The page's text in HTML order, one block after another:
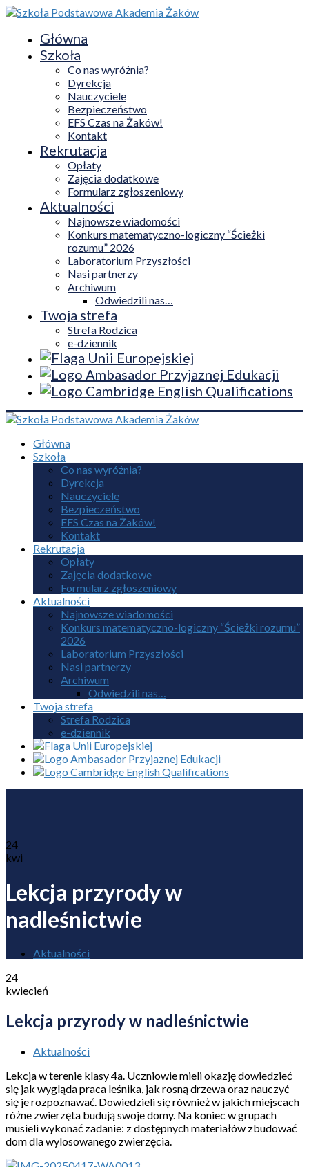
Główna
Szkoła
Co nas wyróżnia?
Dyrekcja
Nauczyciele
Bezpieczeństwo
EFS Czas na Żaków!
Kontakt
Rekrutacja
Opłaty
Zajęcia dodatkowe
Formularz zgłoszeniowy
Aktualności
Najnowsze wiadomości
Konkurs matematyczno-logiczny “Ścieżki
rozumu” 2026
Laboratorium Przyszłości
Nasi partnerzy
Archiwum
Odwiedzili nas…
Twoja strefa
Strefa Rodzica
e-dziennik
Główna
Szkoła
Co nas wyróżnia?
Dyrekcja
Nauczyciele
Bezpieczeństwo
EFS Czas na Żaków!
Kontakt
Rekrutacja
Opłaty
Zajęcia dodatkowe
Formularz zgłoszeniowy
Aktualności
Najnowsze wiadomości
Konkurs matematyczno-logiczny “Ścieżki rozumu”
2026
Laboratorium Przyszłości
Nasi partnerzy
Archiwum
Odwiedzili nas…
Twoja strefa
Strefa Rodzica
e-dziennik
24
kwi
Lekcja przyrody w
nadleśnictwie
Aktualności
24
kwiecień
Lekcja przyrody w nadleśnictwie
Aktualności
Lekcja w terenie klasy 4a. Uczniowie mieli okazję dowiedzieć
się jak wygląda praca leśnika, jak rosną drzewa oraz nauczyć
się je rozpoznawać. Dowiedzieli się również w jakich miejscach
różne zwierzęta budują swoje domy. Na koniec w grupach
musieli wykonać zadanie: z dostępnych materiałów zbudować
dom dla wylosowanego zwierzęcia.